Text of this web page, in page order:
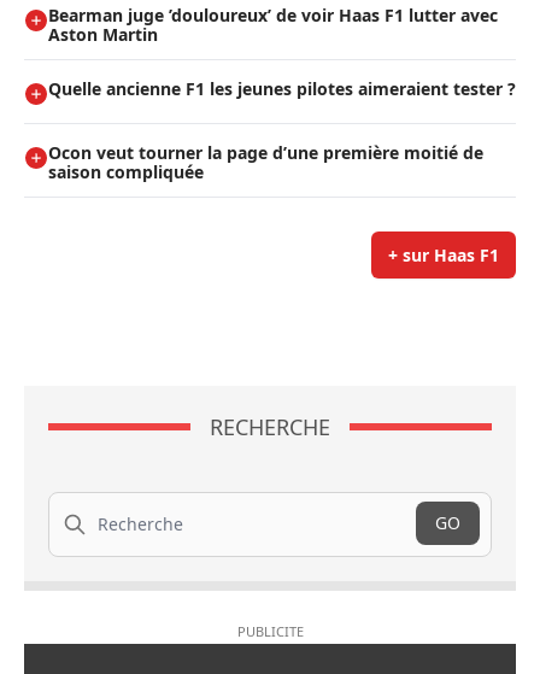
Bearman juge ’douloureux’ de voir Haas F1 lutter avec
Aston Martin
Quelle ancienne F1 les jeunes pilotes aimeraient tester ?
Ocon veut tourner la page d’une première moitié de
saison compliquée
+ sur Haas F1
RECHERCHE
Recherche
GO